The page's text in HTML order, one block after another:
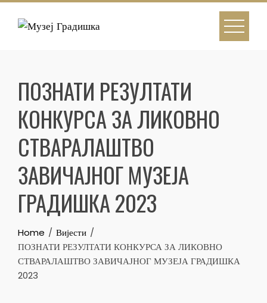
Skip
ПОЗНАТИ РЕЗУЛТАТИ
КОНКУРСА ЗА ЛИКОВНО
СТВАРАЛАШТВО
ЗАВИЧАЈНОГ МУЗЕЈА
ГРАДИШКА 2023
Home
Вијести
ПОЗНАТИ РЕЗУЛТАТИ КОНКУРСА ЗА ЛИКОВНО
СТВАРАЛАШТВО ЗАВИЧАЈНОГ МУЗЕЈА ГРАДИШКА
2023